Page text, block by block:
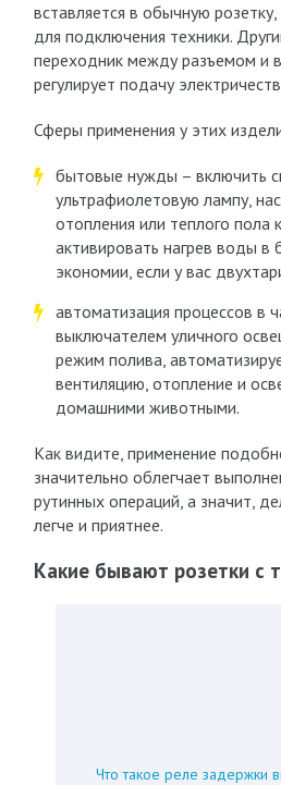
вставляется в обычную
для подключения техники.
переходник между разъемом и
регулирует подачу
Сферы применения у этих
бытовые нужды – включить
ультрафиолетовую лампу,
отопления или теплого
активировать нагрев воды в
экономии, если у вас
автоматизация процессов в
выключателем уличного
режим полива,
вентиляцию, отопление и
домашними животными.
Как видите, применение
значительно облегчает
рутинных операций, а значит,
легче и приятнее.
Какие бывают розетки с
Что такое реле задержки